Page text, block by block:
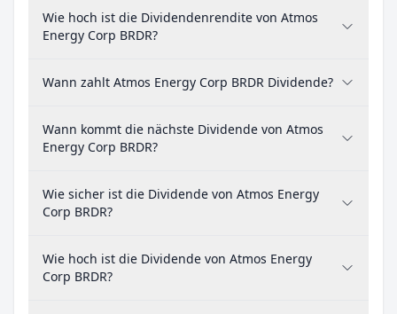
Wie hoch ist die Dividendenrendite von Atmos
Energy Corp BRDR?
Wann zahlt Atmos Energy Corp BRDR Dividende?
Wann kommt die nächste Dividende von Atmos
Energy Corp BRDR?
Wie sicher ist die Dividende von Atmos Energy
Corp BRDR?
Wie hoch ist die Dividende von Atmos Energy
Corp BRDR?